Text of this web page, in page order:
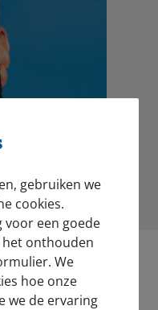
gebruiken we
cookies.
voor een goede
het onthouden
We
hoe onze
we de ervaring